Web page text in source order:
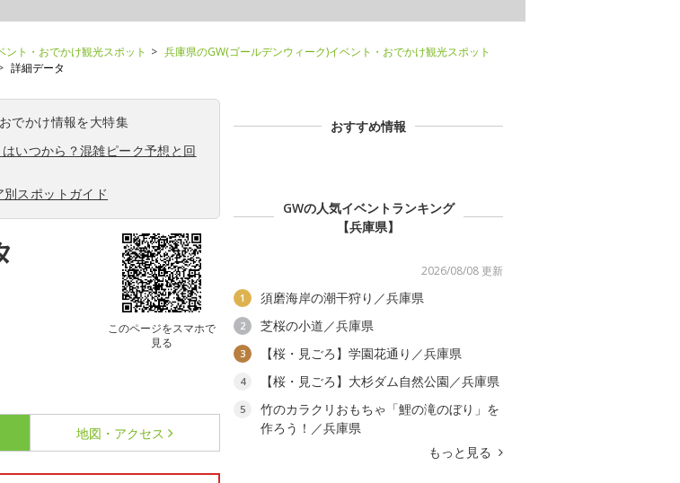
ト・おでかけ観光スポット
兵庫県のGW(ゴールデンウィーク)イベント・おでかけ観光スポット
詳細データ
でかけ情報を大特集
いつから？混雑ピーク予想と回
スポットガイド
このページをスマホで
見る
地図・アクセス
おすすめ情報
GWの人気イベントランキング
【兵庫県】
2026/08/08 更新
1 須磨海岸の潮干狩り／兵庫県
2 芝桜の小道／兵庫県
3 【桜・見ごろ】学園花通り／兵庫県
4 【桜・見ごろ】大杉ダム自然公園／兵庫県
5
竹のカラクリおもちゃ「鯉の滝のぼり」を
作ろう！／兵庫県
もっと見る